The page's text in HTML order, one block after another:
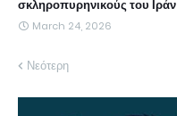
σκληροπυρηνικούς του Ιράν
March 24, 2026
Νεότερη